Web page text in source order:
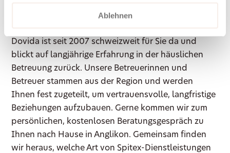
Ablehnen
Dovida ist seit 2007 schweizweit für Sie da und
blickt auf langjährige Erfahrung in der häuslichen
Betreuung zurück. Unsere Betreuerinnen und
Betreuer stammen aus der Region und werden
Ihnen fest zugeteilt, um vertrauensvolle, langfristige
Beziehungen aufzubauen. Gerne kommen wir zum
persönlichen, kostenlosen Beratungsgespräch zu
Ihnen nach Hause in Anglikon. Gemeinsam finden
wir heraus, welche Art von Spitex-Dienstleistungen